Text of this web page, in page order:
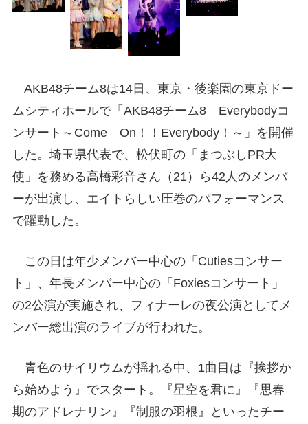
AKB48チーム8は14日、東京・後楽園の東京ドー
ムシティホールで「AKB48チーム8 Everybodyコ
ンサート～Come On！！Everybody！～」を開催
した。埼玉県代表で、松伏町の「まつぶしPR大
使」を務める高橋彩音さん（21）ら42人のメンバ
ーが出演し、エイトらしい圧巻のパフォーマンス
で躍動した。
この日は年少メンバー中心の「Cutiesコンサー
ト」、年長メンバー中心の「Foxiesコンサート」
の2公演が実施され、フィナーレの夜公演としてメ
ンバー総出演のライブが行われた。
青色のサイリウムが揺れる中、1曲目は『挨拶か
ら始めよう』でスタート。『星空を君に』『思春
期のアドレナリン』『制服の羽根』といったチー